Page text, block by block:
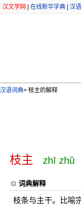
汉文学网 在线新华字典 汉
汉语词典> 枝主的解释
枝主 zhī zhǔ
词典解释
枝条与主干。比喻